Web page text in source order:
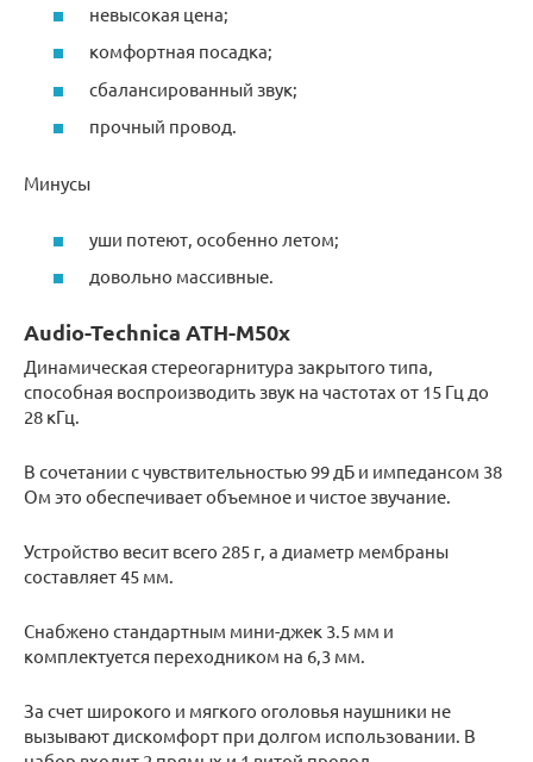
невысокая цена;
комфортная посадка;
сбалансированный звук;
прочный провод.
Минусы
уши потеют, особенно летом;
довольно массивные.
Audio-Technica ATH-M50x
Динамическая стереогарнитура закрытого типа,
способная воспроизводить звук на частотах от 15 Гц до
28 кГц.
В сочетании с чувствительностью 99 дБ и импедансом 38
Ом это обеспечивает объемное и чистое звучание.
Устройство весит всего 285 г, а диаметр мембраны
составляет 45 мм.
Снабжено стандартным мини-джек 3.5 мм и
комплектуется переходником на 6,3 мм.
За счет широкого и мягкого оголовья наушники не
вызывают дискомфорт при долгом использовании. В